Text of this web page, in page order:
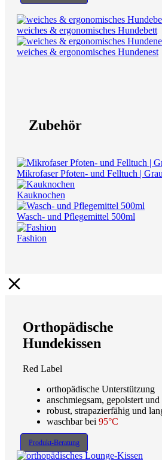
weiches & ergonomisches Hundebett
weiches & ergonomisches Hundenest
Zubehör
Mikrofaser Pfoten- und Felltuch |
Kauknochen
Wasch- und Pflegemittel 500ml
Fashion
Orthopädische
Hundekissen
Red Label
orthopädische Unterstützung
anschmiegsam, gepolstert und
robust, strapazierfähig und
waschbar bei 95°C
Produkt-Beratung